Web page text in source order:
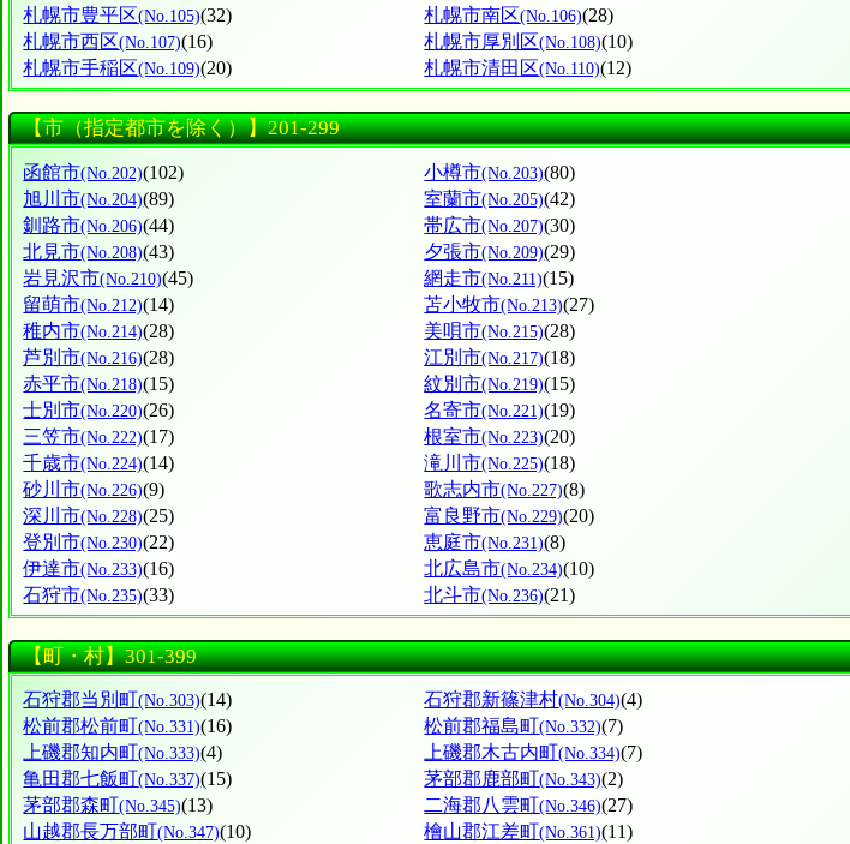
札幌市豊平区(No.105)(32) 札幌市南区(No.106)(28)
札幌市西区(No.107)(16) 札幌市厚別区(No.108)(10)
札幌市手稲区(No.109)(20) 札幌市清田区(No.110)(12)
【市（指定都市を除く）】201-299
函館市(No.202)(102) 小樽市(No.203)(80)
旭川市(No.204)(89) 室蘭市(No.205)(42)
釧路市(No.206)(44) 帯広市(No.207)(30)
北見市(No.208)(43) 夕張市(No.209)(29)
岩見沢市(No.210)(45) 網走市(No.211)(15)
留萌市(No.212)(14) 苫小牧市(No.213)(27)
稚内市(No.214)(28) 美唄市(No.215)(28)
芦別市(No.216)(28) 江別市(No.217)(18)
赤平市(No.218)(15) 紋別市(No.219)(15)
士別市(No.220)(26) 名寄市(No.221)(19)
三笠市(No.222)(17) 根室市(No.223)(20)
千歳市(No.224)(14) 滝川市(No.225)(18)
砂川市(No.226)(9) 歌志内市(No.227)(8)
深川市(No.228)(25) 富良野市(No.229)(20)
登別市(No.230)(22) 恵庭市(No.231)(8)
伊達市(No.233)(16) 北広島市(No.234)(10)
石狩市(No.235)(33) 北斗市(No.236)(21)
【町・村】301-399
石狩郡当別町(No.303)(14) 石狩郡新篠津村(No.304)(4)
松前郡松前町(No.331)(16) 松前郡福島町(No.332)(7)
上磯郡知内町(No.333)(4) 上磯郡木古内町(No.334)(7)
亀田郡七飯町(No.337)(15) 茅部郡鹿部町(No.343)(2)
茅部郡森町(No.345)(13) 二海郡八雲町(No.346)(27)
山越郡長万部町(No.347)(10) 檜山郡江差町(No.361)(11)